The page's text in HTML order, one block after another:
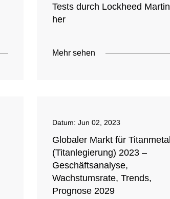
Tests durch Lockheed Martin
her
Mehr sehen
Datum: Jun 02, 2023
Globaler Markt für Titanmetall
(Titanlegierung) 2023 –
Geschäftsanalyse,
Wachstumsrate, Trends,
Prognose 2029